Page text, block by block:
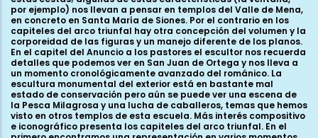
por ejemplo) nos llevan a pensar en templos del Valle de Mena,
en concreto en Santa María de Siones. Por el contrario en los
capiteles del arco triunfal hay otra concepción del volumen y la
corporeidad de las figuras y un manejo diferente de los planos.
En el capitel del Anuncio a los pastores el escultor nos recuerda
detalles que podemos ver en San Juan de Ortega y nos lleva a
un momento cronológicamente avanzado del románico. La
escultura monumental del exterior está en bastante mal
estado de conservación pero aún se puede ver una escena de
la Pesca Milagrosa y una lucha de caballeros, temas que hemos
visto en otros templos de esta escuela. Más interés compositivo
e iconográfico presenta los capiteles del arco triunfal. En el